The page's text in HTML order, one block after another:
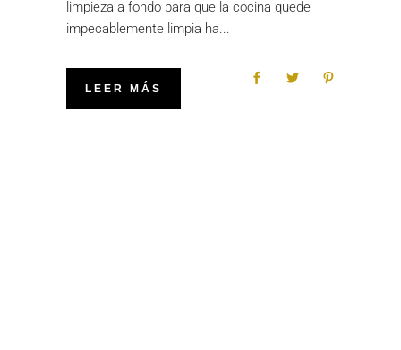
limpieza a fondo para que la cocina quede
impecablemente limpia ha
LEER MÁS